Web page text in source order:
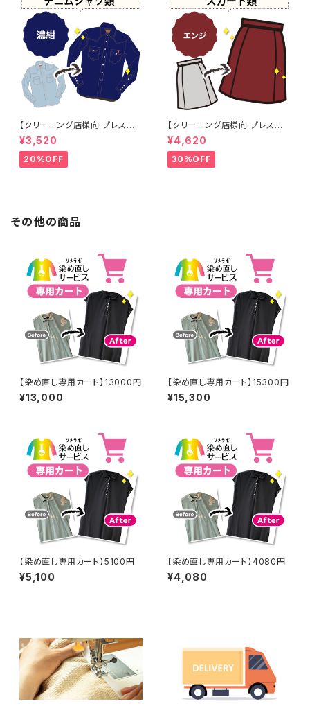
【クリーニング店様向 プレス加
工なし】綿100% 濃紺染め シャ
ツ 【元色：紺(Navy) - 色あせあ
り】 -染め直し[ネイビー - Nav
y]403-0116
¥3,520
20%OFF
【クリーニング店様向 プレス加
工なし】綿100% エンジ染め ス
カート 【元色：白 - 汚れあり】 -
染め直し[臙脂 - ワインレッド -
くすんだ深みのある赤]403-01
¥4,620
30%OFF
その他の商品
【染め直し専用カート】13000円
¥13,000
【染め直し専用カート】15300円
¥15,300
【染め直し専用カート】5100円
¥5,100
【染め直し専用カート】4080円
¥4,080